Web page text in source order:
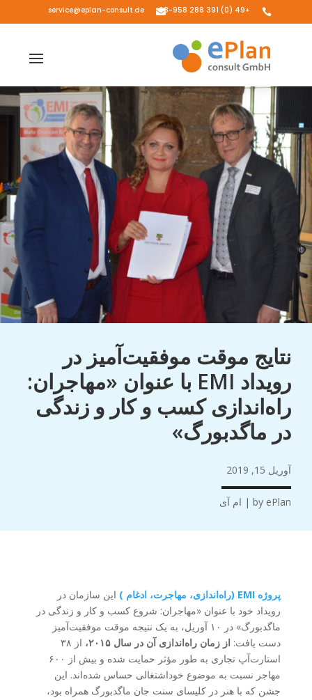

+49 (0) 391 288 98-958

service@eplan-consult.de
نتایج موقت موفقیت‌آمیز در
رویداد EMI با عنوان «مهاجران:
راه‌اندازی کسب و کار و زندگی
در ماگدبورگ»
آوریل 15, 2019
by ePlan
| ام آی
پروژه EMI (راه‌اندازی، مهاجرت، ادغام ) این سازمان در
رویداد خود با عنوان «مهاجران: شروع کسب و کار و زندگی در
ماگدبورگ» در ۱۰ آوریل، به یک نتیجه موقت موفقیت‌آمیز
دست یافت: از زمان راه‌اندازی آن در سال ۲۰۱۵،
از ۳۸
استارت‌آپ تجاری به طور مؤثر حمایت شده و بیش از ۶۰۰
مهاجر نسبت به موضوع خوداشتغالی حساس شده‌اند. این
جشن که با هنر در کلیسای سنت جان ماگدبورگ همراه بود،